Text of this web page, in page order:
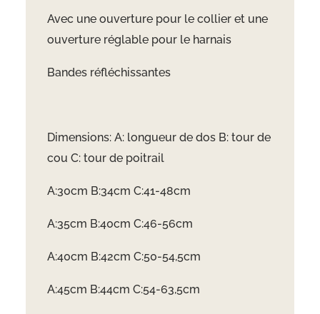
Avec une ouverture pour le collier et une
ouverture réglable pour le harnais
Bandes réfléchissantes
Dimensions: A: longueur de dos B: tour de
cou C: tour de poitrail
A:30cm B:34cm C:41-48cm
A:35cm B:40cm C:46-56cm
A:40cm B:42cm C:50-54,5cm
A:45cm B:44cm C:54-63,5cm